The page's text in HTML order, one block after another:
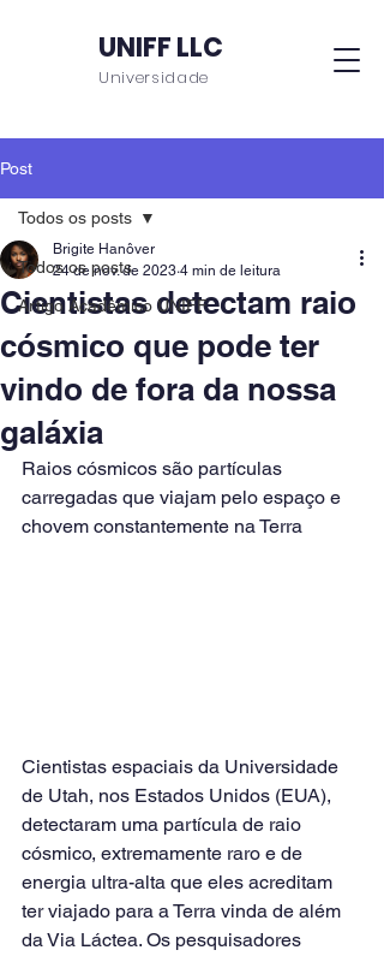
UNIFF LLC
Universidade
Post
Todos os posts
Artigo Acadêmico UNIFF
Todos os posts
Cientistas detectam raio
cósmico que pode ter
vindo de fora da nossa
galáxia
Brigite Hanôver
24 de nov. de 2023 4 min de leitura
Raios cósmicos são partículas
carregadas que viajam pelo espaço e
chovem constantemente na Terra
Cientistas espaciais da Universidade
de Utah, nos Estados Unidos (EUA),
detectaram uma partícula de raio
cósmico, extremamente raro e de
energia ultra-alta que eles acreditam
ter viajado para a Terra vinda de além
da Via Láctea. Os pesquisadores